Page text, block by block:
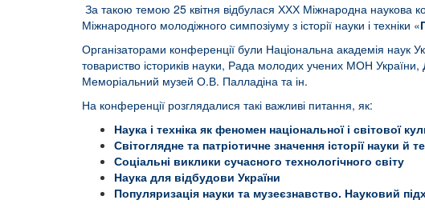
За такою темою 25 квітня відбулася ХХХ Міжнародна наукова
Міжнародного молодіжного симпозіуму з історії науки і техніки «
Організаторами конференції були Національна академія наук
товариство істориків науки, Рада молодих учених МОН
Меморіальний музей О.В. Палладіна та ін.
На конференції розглядалися такі важливі питання, як:
Наука і техніка як феномен національної і світової
Світоглядне та патріотичне значення історії науки й
Соціальні виклики сучасного технологічного світу
Наука для відбудови України
Популяризація науки та музеєзнавство. Науковий